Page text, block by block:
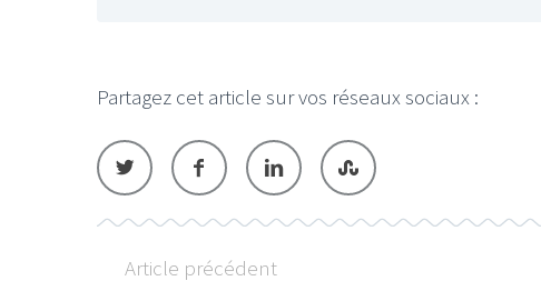
Partagez cet article sur vos réseaux sociaux :
Article précédent
LE GROS RIFFIFI –
Christmas Riffifi 2025 !!!